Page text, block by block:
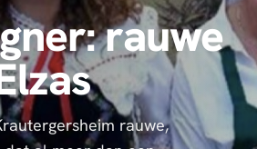
rauwe
rauwe,